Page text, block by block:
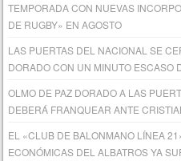
TEMPORADA CON NUEVAS
DE RUGBY» EN AGOSTO
LAS PUERTAS DEL NACIONAL SE
DORADO CON UN MINUTO ESCASO
OLMO DE PAZ DORADO A LAS
DEBERÁ FRANQUEAR ANTE
EL «CLUB DE BALONMANO LÍNEA
ECONÓMICAS DEL ALBATROS YA